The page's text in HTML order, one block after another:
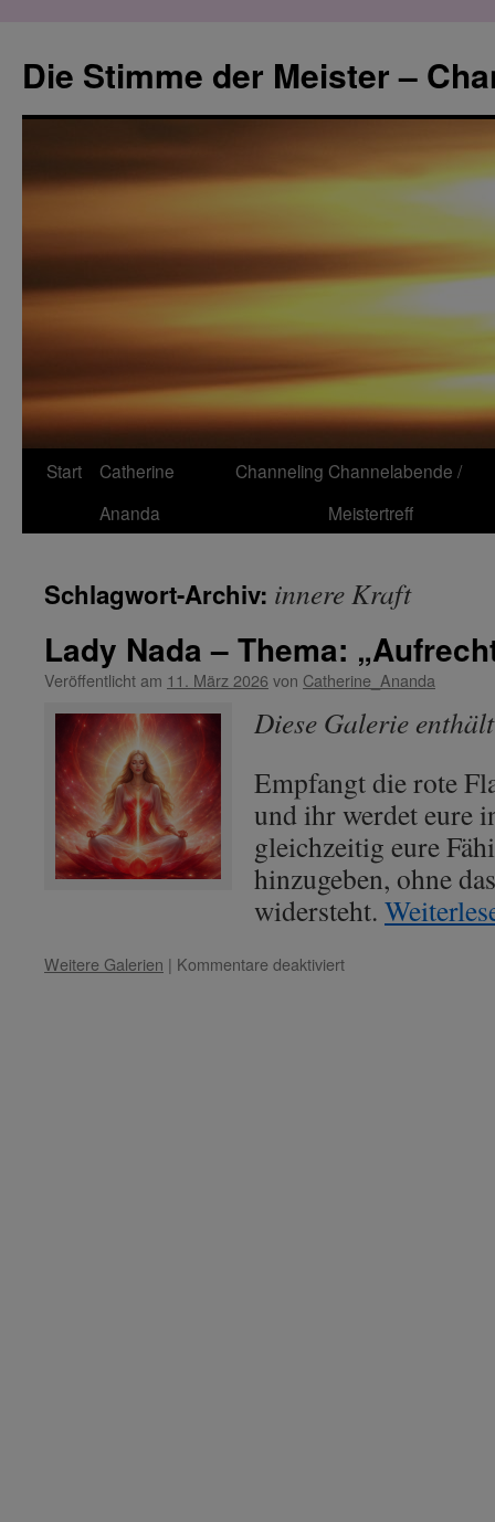
springen
Die Stimme der Meister –
Start
Catherine
Ananda
Channeling Channelabende /
Meistertreff
Schlagwort-Archiv: innere Kraft
Lady Nada – Thema:
Veröffentlicht am 11. März 2026 von Catherine_Ananda
Diese Galerie
Empfangt die rote
und ihr werdet eure
gleichzeitig eure
hinzugeben, ohne
widersteht.
Weitere Galerien | Kommentare deaktiviertfür